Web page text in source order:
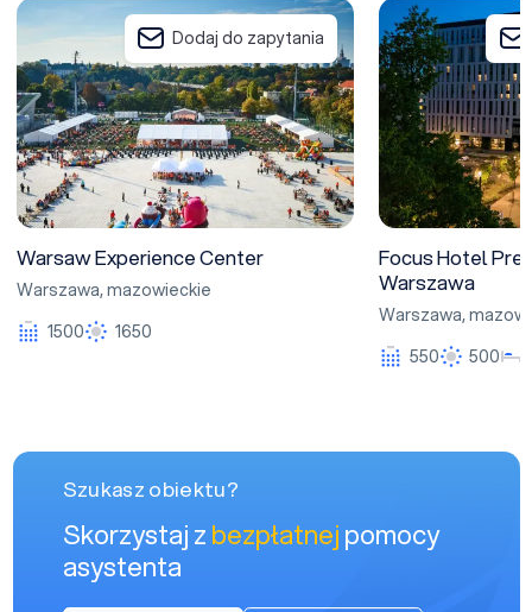
Warsaw Experience Center
Dodaj do zapytania
Warsaw Experience Center
Warszawa,mazowieckie
1500
1650
Focus Hotel
Focus Hotel
Warszawa
Warszawa,
550
500
Szukasz obiektu?
Skorzystaj zbezpłatnejpomocy
asystenta